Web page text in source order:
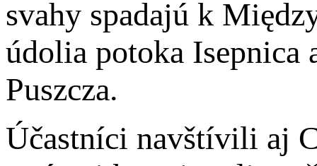
svahy spadajú k
údolia potoka Isepnica
Puszcza.
Účastníci navštívili aj